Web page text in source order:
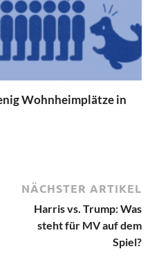
Wohnheimplätze in
NÄCHSTER ARTIKEL
Harris vs. Trump: Was
steht für MV auf dem
Spiel?